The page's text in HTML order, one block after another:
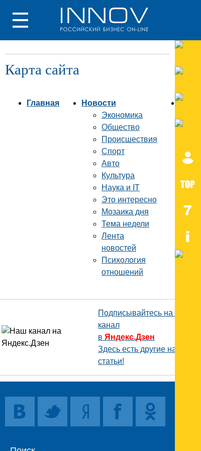
Карта сайта
Главная
Новости
Экономика
Общество
Происшествия
Спорт
Авто
Культура
Наука и IT
Это интересно
Мозаика дня
Тема недели
Лента
новостей
Психология
отношений
Подписывайтесь на наш
канал
в Яндекс.Дзен
Здесь есть другие наши
статьи!